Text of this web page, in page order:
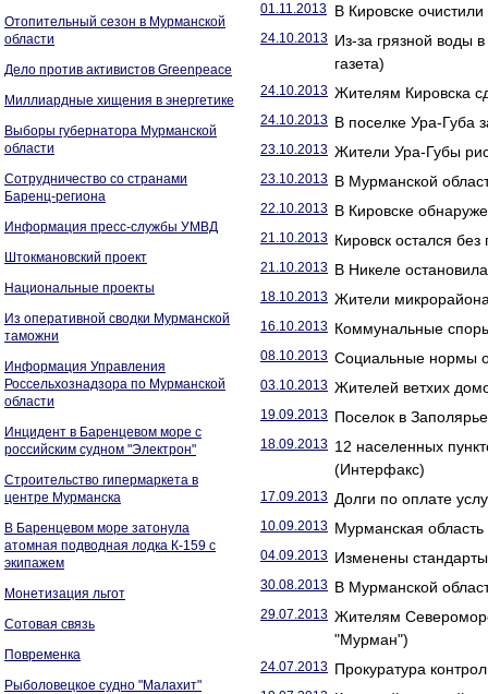
Отопительный сезон в Мурманской
области
Дело против активистов Greenpeace
Миллиардные хищения в энергетике
Выборы губернатора Мурманской
области
Сотрудничество со странами
Баренц-региона
Информация пресс-службы УМВД
Штокмановский проект
Национальные проекты
Из оперативной сводки Мурманской
таможни
Информация Управления
Россельхознадзора по Мурманской
области
Инцидент в Баренцевом море с
российским судном "Электрон"
Строительство гипермаркета в
центре Мурманска
В Баренцевом море затонула
атомная подводная лодка К-159 с
экипажем
Монетизация льгот
Сотовая связь
Повременка
Рыболовецкое судно "Малахит"
01.11.2013 В Кировске
24.10.2013 Из-за грязной воды
газета)
24.10.2013 Жителям Кировска
24.10.2013 В поселке Ура-Губа
23.10.2013 Жители Ура-Губы
23.10.2013 В Мурманской
22.10.2013 В Кировске
21.10.2013 Кировск остался
21.10.2013 В Никеле
18.10.2013 Жители
16.10.2013 Коммунальные
08.10.2013 Социальные нормы
03.10.2013 Жителей ветхих
19.09.2013 Поселок в
18.09.2013 12 населенных
(Интерфакс)
17.09.2013 Долги по оплате
10.09.2013 Мурманская область
04.09.2013 Изменены
30.08.2013 В Мурманской
29.07.2013 Жителям
"Мурман")
24.07.2013 Прокуратура